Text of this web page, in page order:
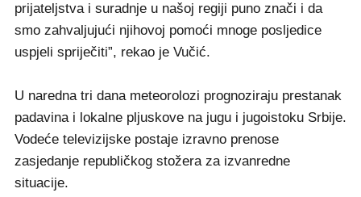
prijateljstva i suradnje u našoj regiji puno znači i da
smo zahvaljujući njihovoj pomoći mnoge posljedice
uspjeli spriječiti”, rekao je Vučić.
U naredna tri dana meteorolozi prognoziraju prestanak
padavina i lokalne pljuskove na jugu i jugoistoku Srbije.
Vodeće televizijske postaje izravno prenose
zasjedanje republičkog stožera za izvanredne
situacije.